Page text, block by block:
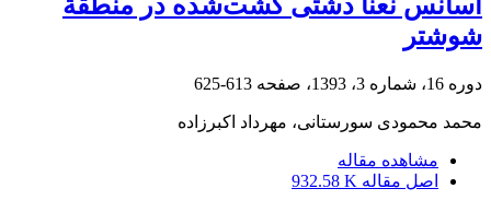
شوشتر
دوره 16، شماره 3، 1393، صفحه 613-625
محمد محمودی سورستانی، مهرداد اکبرزاده
مشاهده مقاله
اصل مقاله 932.58 K